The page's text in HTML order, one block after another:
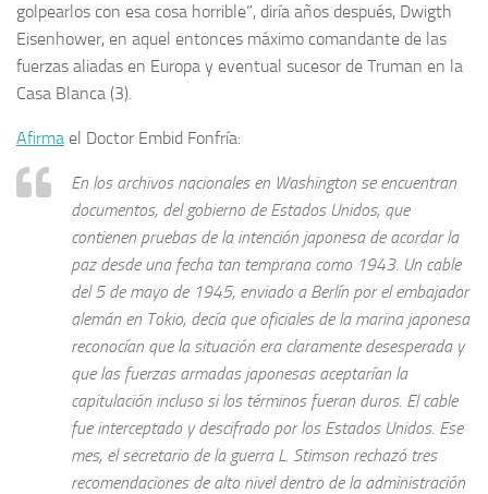
golpearlos con esa cosa horrible”, diría años después, Dwigth
Eisenhower, en aquel entonces máximo comandante de las
fuerzas aliadas en Europa y eventual sucesor de Truman en la
Casa Blanca (3).
Afirma el Doctor Embid Fonfría:
En los archivos nacionales en Washington se encuentran
documentos, del gobierno de Estados Unidos, que
contienen pruebas de la intención japonesa de acordar la
paz desde una fecha tan temprana como 1943. Un cable
del 5 de mayo de 1945, enviado a Berlín por el embajador
alemán en Tokio, decía que oficiales de la marina japonesa
reconocían que la situación era claramente desesperada y
que las fuerzas armadas japonesas aceptarían la
capitulación incluso si los términos fueran duros. El cable
fue interceptado y descifrado por los Estados Unidos. Ese
mes, el secretario de la guerra L. Stimson rechazó tres
recomendaciones de alto nivel dentro de la administración